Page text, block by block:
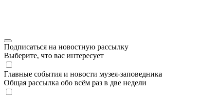
Подписаться на новостную рассылку
Выберите, что вас интересует
Главные события и новости музея-заповедника
Общая рассылка обо всём раз в две недели